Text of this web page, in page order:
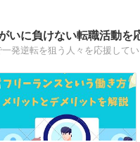
いに負けない転職活動を
発逆転を狙う人々を応援して